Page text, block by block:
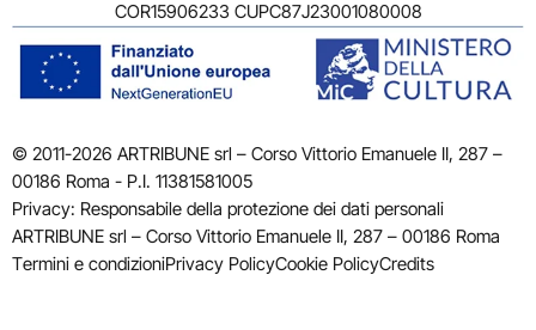
COR15906233 CUPC87J23001080008
© 2011-2026 ARTRIBUNE srl – Corso Vittorio Emanuele II, 287 –
00186 Roma - P.I. 11381581005
Privacy: Responsabile della protezione dei dati personali
ARTRIBUNE srl – Corso Vittorio Emanuele II, 287 – 00186 Roma
Termini e condizioniPrivacy PolicyCookie PolicyCredits